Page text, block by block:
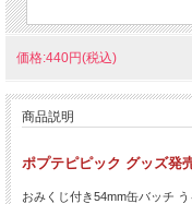
価格:440円(税込)
商品説明
ポプテピピック グッズ発
おみくじ付き54mm缶バッチ